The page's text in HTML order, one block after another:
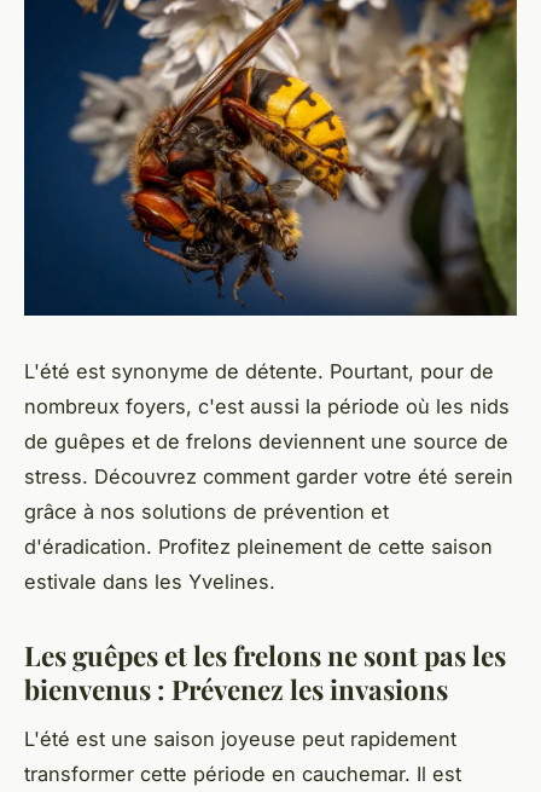
L'été est synonyme de détente. Pourtant, pour de
nombreux foyers, c'est aussi la période où les nids
de guêpes et de frelons deviennent une source de
stress. Découvrez comment garder votre été serein
grâce à nos solutions de prévention et
d'éradication. Profitez pleinement de cette saison
estivale dans les Yvelines.
Les guêpes et les frelons ne sont pas les
bienvenus : Prévenez les invasions
L'été est une saison joyeuse peut rapidement
transformer cette période en cauchemar. Il est